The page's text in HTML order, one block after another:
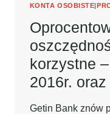
KONTA OSOBISTE
korzystne
2016r. oraz
Getin Bank znów